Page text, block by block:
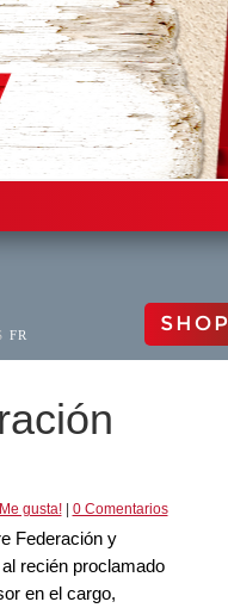
FR SHOP
Me gusta!| 0 Comentarios
Federación y
recién proclamado
en el cargo,